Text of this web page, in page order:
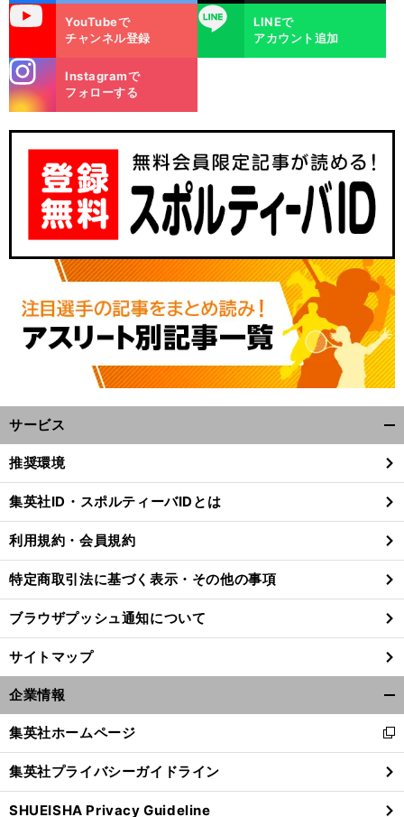
前
YouTubeで
チャンネル登録
LINE
LINEで
アカウント追加
m
Instagramで
フォローする
サービス
閉
る
推奨環境
集英社ID・スポルティーバIDとは
利用規約・会員規約
特定商取引法に基づく表示・その他の事項
ブラウザプッシュ通知について
サイトマップ
企業情報
閉
る
集英社ホームページ
新
し
い
ウ
ィ
集英社プライバシーガイドライン
SHUEISHA Privacy Guideline